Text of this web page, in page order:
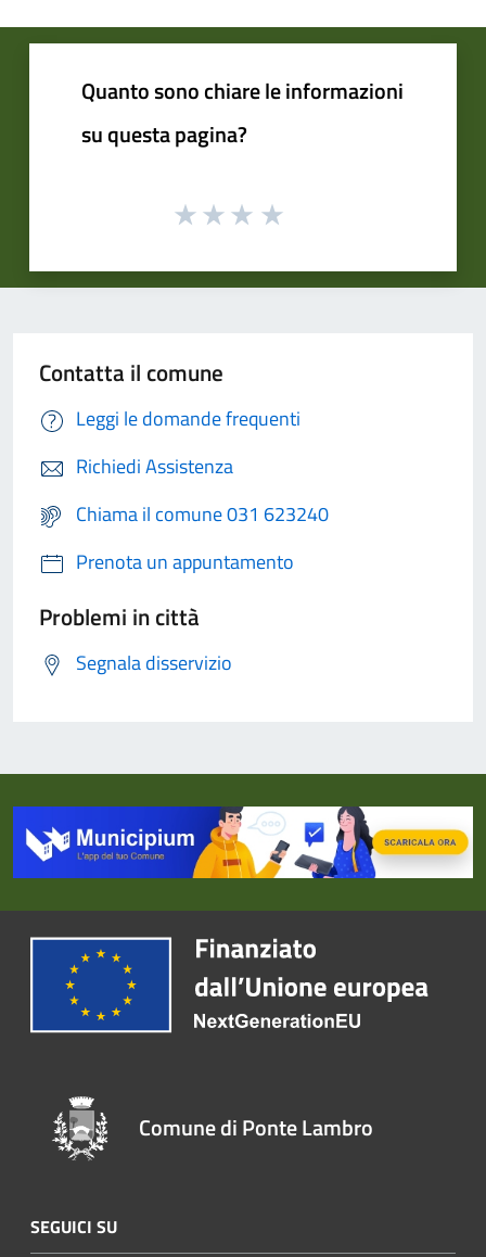
Quanto sono chiare le informazioni
su questa pagina?
Contatta il comune
Leggi le domande frequenti
Richiedi Assistenza
Chiama il comune 031 623240
Prenota un appuntamento
Problemi in città
Segnala disservizio
Comune di Ponte Lambro
SEGUICI SU